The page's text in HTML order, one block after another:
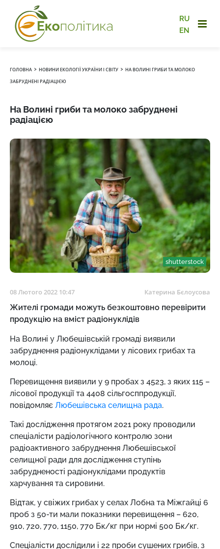
RU
EN
ГОЛОВНА › НОВИНИ ЕКОЛОГІЇ УКРАЇНИ І СВІТУ › НА ВОЛИНІ ГРИБИ ТА МОЛОКО
ЗАБРУДНЕНІ РАДІАЦІЄЮ
На Волині гриби та молоко забруднені
радіацією
shutterstock
08 Лютого 2022 10:47 Катерина Бєлоусова
Жителі громади можуть безкоштовно перевірити
продукцію на вміст радіонуклідів
На Волині у Любешівській громаді виявили
забруднення радіонуклідами у лісових грибах та
молоці.
Перевищення виявили у 9 пробах з 4523, з яких 115 –
лісової продукції та 4408 сільгосппродукції,
повідомляє Любешівська селищна рада.
Такі дослідження протягом 2021 року проводили
спеціалісти радіологічного контролю зони
радіоактивного забруднення Любешівської
селищної ради для дослідження ступінь
забрудненості радіонуклідами продуктів
харчування та сировини.
Відтак, у свіжих грибах у селах Лобна та Міжгайці 6
проб з 50-ти мали показники перевищення – 620,
910, 720, 770, 1150, 770 Бк/кг при нормі 500 Бк/кг.
Спеціалісти дослідили і 22 проби сушених грибів, з